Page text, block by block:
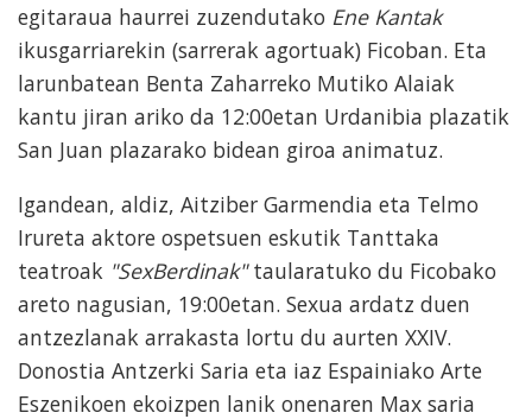
egitaraua haurrei zuzendutako Ene Kantak
ikusgarriarekin (sarrerak agortuak) Ficoban. Eta
larunbatean Benta Zaharreko Mutiko Alaiak
kantu jiran ariko da 12:00etan Urdanibia plazatik
San Juan plazarako bidean giroa animatuz.
Igandean, aldiz, Aitziber Garmendia eta Telmo
Irureta aktore ospetsuen eskutik Tanttaka
teatroak "SexBerdinak"taularatuko du Ficobako
areto nagusian, 19:00etan. Sexua ardatz duen
antzezlanak arrakasta lortu du aurten XXIV.
Donostia Antzerki Saria eta iaz Espainiako Arte
Eszenikoen ekoizpen lanik onenaren Max saria